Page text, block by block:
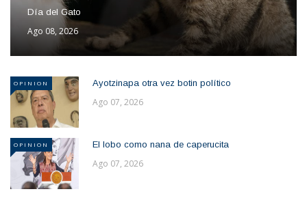
Día del Gato
Ago 08, 2026
OPINION Ayotzinapa otra vez botin político
Ago 07, 2026
OPINION El lobo como nana de caperucita
Ago 07, 2026